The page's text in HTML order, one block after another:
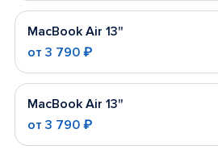
MacBook Air 13"
от 3 790 ₽
MacBook Air 13"
от 3 790 ₽